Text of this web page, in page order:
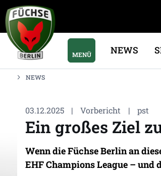
MENÜ NEWS
NEWS
03.12.2025 | Vorbericht | pst
Ein großes Ziel
Wenn die Füchse Berlin an
EHF Champions League –